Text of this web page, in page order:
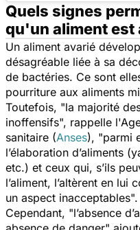
Quels signes
qu'un aliment est
Un aliment avarié
désagréable liée à sa
de bactéries. Ce sont
pourriture aux aliments
Toutefois, "la majorité
inoffensifs", rappelle
sanitaire (Anses), "parmi
l’élaboration d’aliments
etc.) et ceux qui, s’ils
l’aliment, l’altèrent en lui
un aspect inacceptables".
Cependant, "l’absence